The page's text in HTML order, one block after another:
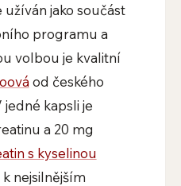
jako součást
programu a
volbou je kvalitní
od českého
kapsli je
a 20 mg
s kyselinou
nejsilnějším